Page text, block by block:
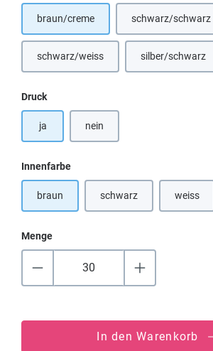
braun/creme schwarz/schwarz
(Diese
schwarz/weiss(Diese Option ist zurzeit nicht
silber/schwarz
(Diese
Druckauswählen
ja nein
Innenfarbeauswählen
braun schwarz(Diese Option ist zurzeit
weiss(Diese
Menge
In den Warenkorb